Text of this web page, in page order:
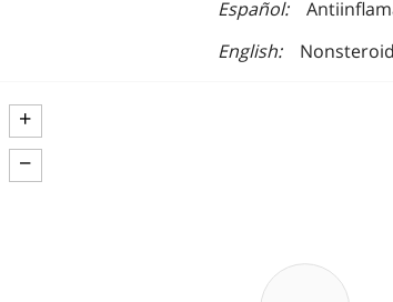
Español
English
+
−